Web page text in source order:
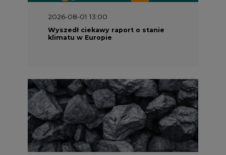
2026-08-01 13:00
Wyszedł ciekawy raport o stanie
klimatu w Europie